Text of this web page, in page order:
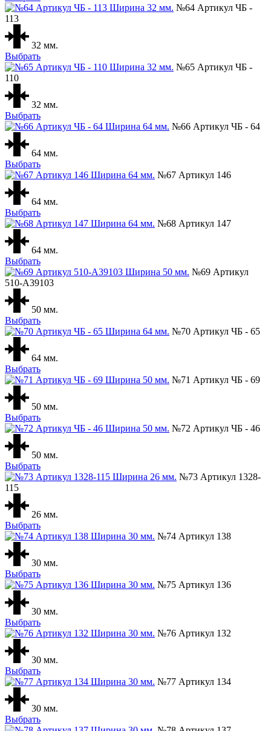
№64 Артикул ЧБ -
113
32 мм.
Выбрать
№65 Артикул ЧБ -
110
32 мм.
Выбрать
№66 Артикул ЧБ - 64
64 мм.
Выбрать
№67 Артикул 146
64 мм.
Выбрать
№68 Артикул 147
64 мм.
Выбрать
№69 Артикул
510-А39103
50 мм.
Выбрать
№70 Артикул ЧБ - 65
64 мм.
Выбрать
№71 Артикул ЧБ - 69
50 мм.
Выбрать
№72 Артикул ЧБ - 46
50 мм.
Выбрать
№73 Артикул 1328-
115
26 мм.
Выбрать
№74 Артикул 138
30 мм.
Выбрать
№75 Артикул 136
30 мм.
Выбрать
№76 Артикул 132
30 мм.
Выбрать
№77 Артикул 134
30 мм.
Выбрать